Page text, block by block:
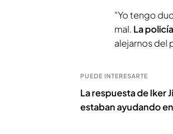
"Yo tengo
mal. La
alejarnos del
PUEDE INTERESARTE
La respuesta de Iker
estaban ayudando